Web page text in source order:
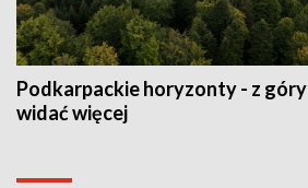
Podkarpackie horyzonty - z góry
widać więcej